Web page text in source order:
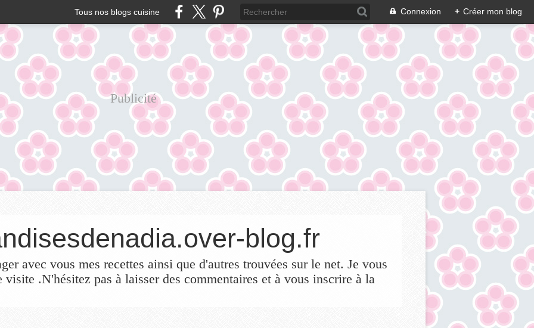
Tous nos blogs cuisine Connexion + Créer mon blog
Publicité
blog.fr
avec vous mes recettes ainsi que d'autres trouvées sur le net. Je vous
visite .N'hésitez pas à laisser des commentaires et à vous inscrire à la